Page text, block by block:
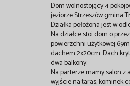
Dom wolnostojący 4
jeziorze Strzeszów gmina
Działka położona jest w
Na działce stoi dom o
powierzchni użytkowej
dachem 2x20cm. Dach
dwa balkony.
Na parterze mamy salon z
wyjście na taras, kominek